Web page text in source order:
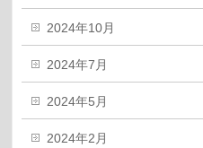
2024年10月
2024年7月
2024年5月
2024年2月